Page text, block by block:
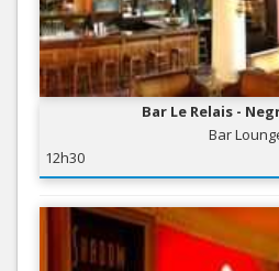
Bar Le Relais -
Bar
12h30